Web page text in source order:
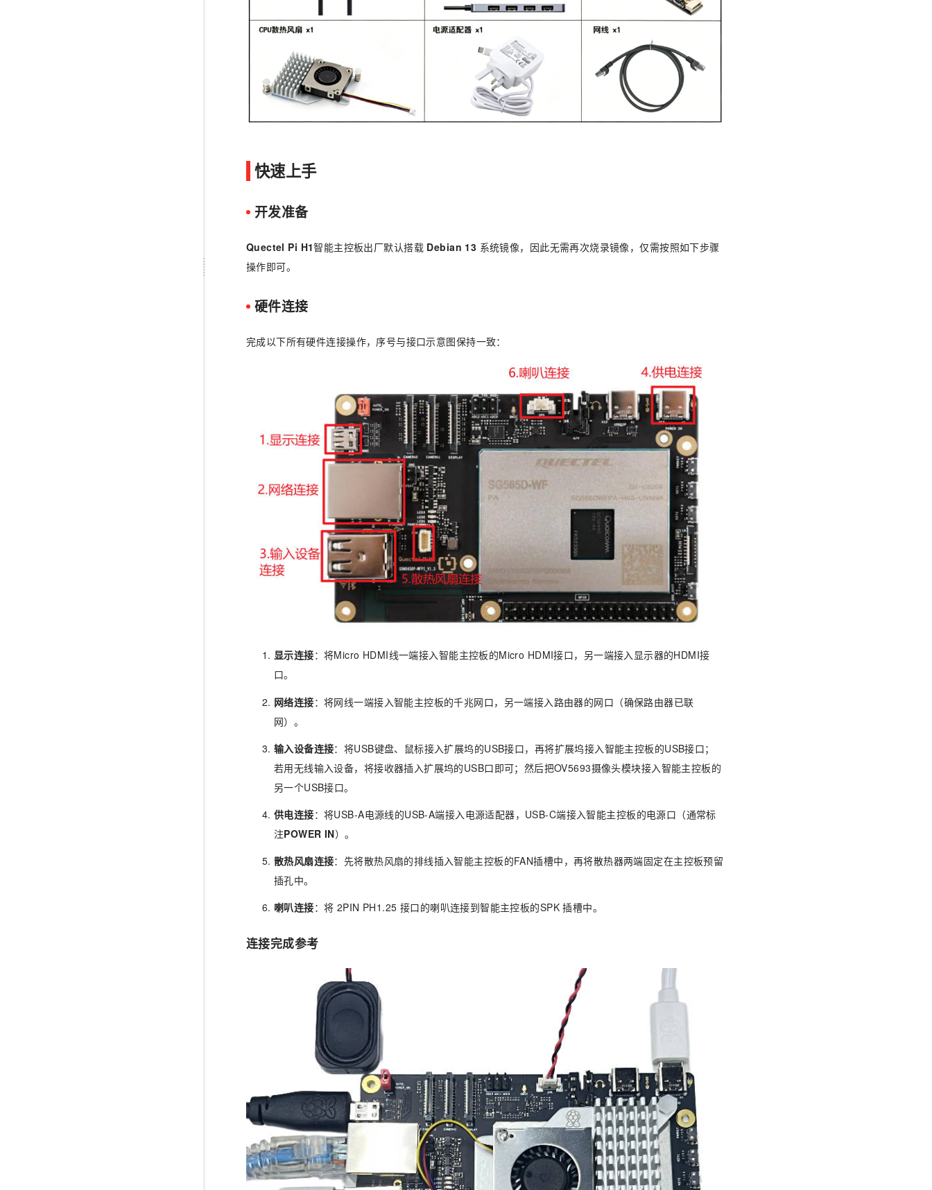
快速上手
开发准备
Quectel Pi H1智能主控板出厂默认搭载 Debian 13 系统镜像，因此无需再次烧录镜像，仅需按照如下步骤
操作即可。
硬件连接
完成以下所有硬件连接操作，序号与接口示意图保持一致：
显示连接：将Micro HDMI线一端接入智能主控板的Micro HDMI接口，另一端接入显示器的HDMI接
口。
网络连接：将网线一端接入智能主控板的千兆网口，另一端接入路由器的网口（确保路由器已联
网）。
输入设备连接：将USB键盘、鼠标接入扩展坞的USB接口，再将扩展坞接入智能主控板的USB接口；
若用无线输入设备，将接收器插入扩展坞的USB口即可；然后把OV5693摄像头模块接入智能主控板的
另一个USB接口。
供电连接：将USB-A电源线的USB-A端接入电源适配器，USB-C端接入智能主控板的电源口（通常标
注POWER IN）。
散热风扇连接：先将散热风扇的排线插入智能主控板的FAN插槽中，再将散热器两端固定在主控板预留
插孔中。
喇叭连接：将 2PIN PH1.25 接口的喇叭连接到智能主控板的SPK 插槽中。
连接完成参考